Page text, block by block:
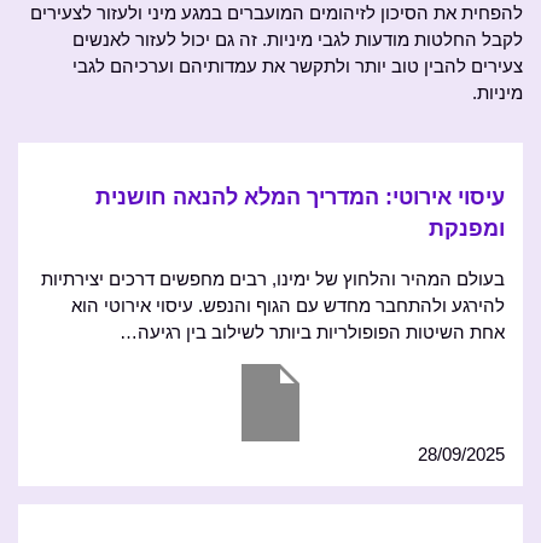
להפחית את הסיכון לזיהומים המועברים במגע מיני ולעזור לצעירים
לקבל החלטות מודעות לגבי מיניות. זה גם יכול לעזור לאנשים
צעירים להבין טוב יותר ולתקשר את עמדותיהם וערכיהם לגבי
מיניות.
עיסוי אירוטי: המדריך המלא להנאה חושנית
ומפנקת
בעולם המהיר והלחוץ של ימינו, רבים מחפשים דרכים יצירתיות
להירגע ולהתחבר מחדש עם הגוף והנפש. עיסוי אירוטי הוא
אחת השיטות הפופולריות ביותר לשילוב בין רגיעה…
28/09/2025